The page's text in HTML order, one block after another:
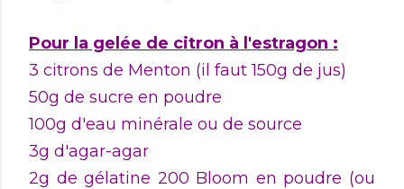
Pour la gelée de citron à l'estragon :
3 citrons de Menton (il faut 150g de jus)
50g de sucre en poudre
100g d'eau minérale ou de source
3g d'agar-agar
2g de gélatine 200 Bloom en poudre (ou